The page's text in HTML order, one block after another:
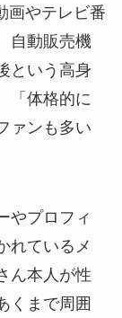
画やテレビ番
自動販売機
という高身
「体格的に
ァンも多い
やプロフィ
れているメ
ん本人が性
くまで周囲